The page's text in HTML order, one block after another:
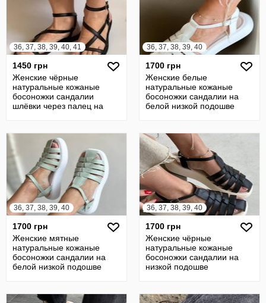
36, 37, 38, 39, 40, 41
1450 грн
Женские чёрные
натуральные кожаные
босоножки сандалии
шлёвки через палец на
36, 37, 38, 39, 40
1700 грн
Женские белые
натуральные кожаные
босоножки сандалии на
белой низкой подошве
36, 37, 38, 39, 40
1700 грн
Женские мятные
натуральные кожаные
босоножки сандалии на
белой низкой подошве
36, 37, 38, 39, 40
1700 грн
Женские чёрные
натуральные кожаные
босоножки сандалии на
низкой подошве